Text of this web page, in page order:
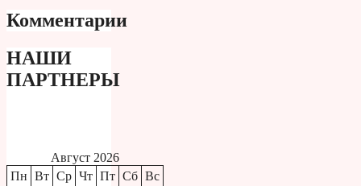
Комментарии
НАШИ
ПАРТНЕРЫ
Август 2026
Пн Вт Ср Чт Пт Сб Вс